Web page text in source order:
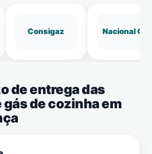
Consigaz Nacional Gás
de entrega das
de cozinha em